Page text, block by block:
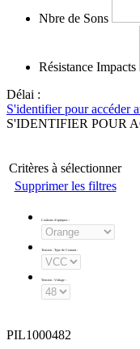
Nbre de Sons
Résistance Impacts
Délai :
S'identifier pour accéder
S'IDENTIFIER POUR
Critères à sélectionner
Supprimer les filtres
Couleurs d'optiques :
Tension - Type de Courant :
Tension - Voltage :
PIL1000482